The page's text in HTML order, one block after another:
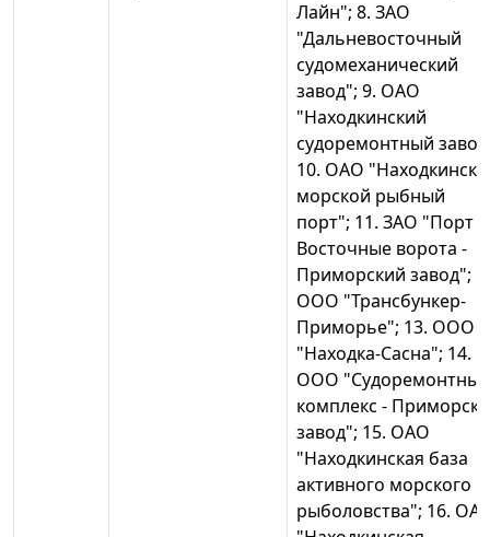
Лайн"; 8. ЗАО
"Дальневосточный
судомеханический
завод"; 9. ОАО
"Находкинский
судоремонтный
10. ОАО
морской рыбный
порт"; 11. ЗАО "Порт
Восточные ворота -
Приморский завод";
ООО "Трансбункер-
Приморье"; 13. ООО
"Находка-Сасна"; 14.
ООО "Судоремонтный
комплекс -
завод"; 15. ОАО
"Находкинская база
активного морского
рыболовства"; 16.